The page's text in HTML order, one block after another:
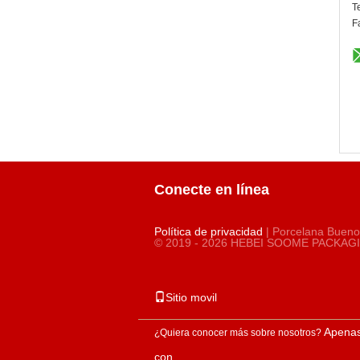
Conecte en línea
Política de privacidad | Porcelana
© 2019 - 2026 HEBEI SOOME
Sitio movil
¿Quiera conocer más sobre nosotros?
con